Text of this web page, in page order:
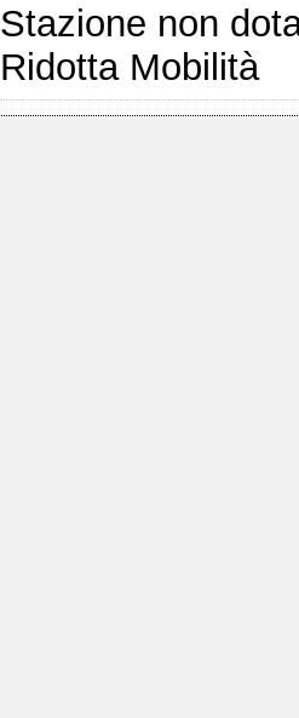
Stazione non
Ridotta Mobilità